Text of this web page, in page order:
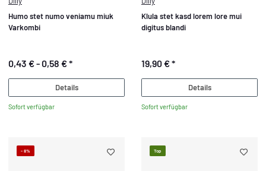
Humo stet numo veniamu miuk
Varkombi
0,43 € -0,58 €*
Details
Sofort verfügbar
Klula stet kasd lorem lore mui
digitus blandi
19,90 €*
Details
Sofort verfügbar
- 8% Top